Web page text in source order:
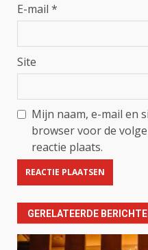
E-mail *
Site
Mijn naam, e-mail en
browser voor de
reactie plaats.
GERELATEERDE